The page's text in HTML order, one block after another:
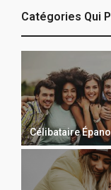
Catégories Qui
Célibataire